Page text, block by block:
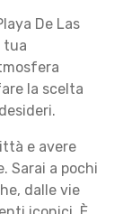
De Las
tua
la scelta
e avere
Sarai a pochi
dalle vie